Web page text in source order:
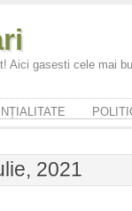
Aici gasesti cele mai
2021